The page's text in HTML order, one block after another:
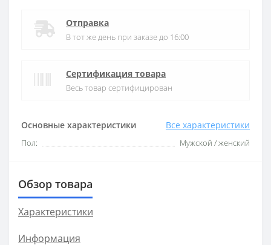
Основные характеристики Все характеристики
Пол: Мужской / женский
Отправка
В тот же день при заказе до 16:00
Сертификация товара
Весь товар сертифицирован
Обзор товара
Характеристики
Информация